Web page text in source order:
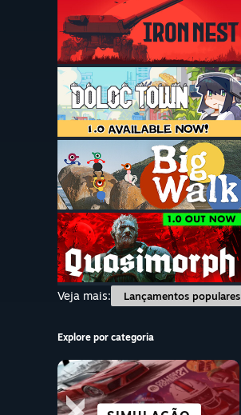
Veja mais:
Lançamentos populares
Explore por categoria
CIDADES E